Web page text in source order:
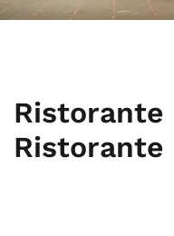
Ristorante